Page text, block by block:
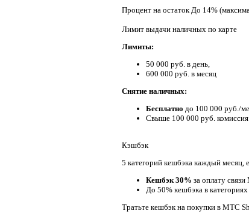
Процент на остаток До 14%
Лимит выдачи наличных по карте
Лимиты:
50 000 руб. в день,
600 000 руб. в месяц
Снятие наличных:
Бесплатно до 100 000 руб./
Свыше 100 000 руб.
Кэшбэк
5 категорий кешбэка каждый месяц,
Кешбэк 30% за оплату
До 50% кешбэка в категориях
Тратьте кешбэк на покупки в МТС